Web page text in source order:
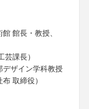
館長・教授、
課長）
デザイン学科教授
取締役）